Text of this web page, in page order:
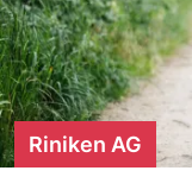
Riniken AG